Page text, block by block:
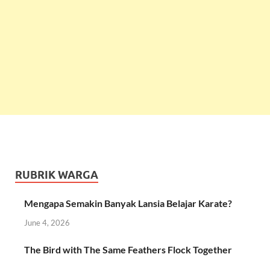
RUBRIK WARGA
Mengapa Semakin Banyak Lansia Belajar Karate?
June 4, 2026
The Bird with The Same Feathers Flock Together